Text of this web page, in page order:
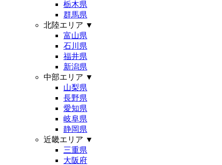
栃木県
群馬県
北陸エリア ▼
富山県
石川県
福井県
新潟県
中部エリア ▼
山梨県
長野県
愛知県
岐阜県
静岡県
近畿エリア ▼
三重県
大阪府